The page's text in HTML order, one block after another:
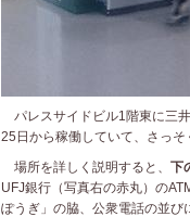
パレスサイドビル1階東に三
25日から稼働していて、さっそ
場所を詳しく説明すると、 下
UFJ銀行（写真右の赤丸）の
ぽうぎ」の脇、公衆電話の並び